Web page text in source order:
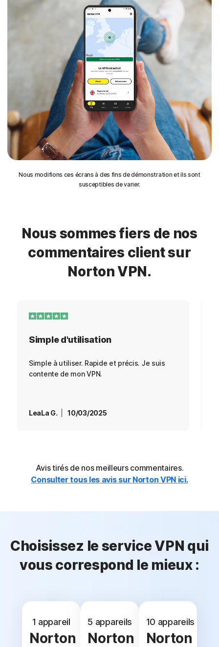
Nous modifions ces écrans à des fins de démonstration et ils sont
susceptibles de varier.
Nous sommes fiers de nos
commentaires client sur
Norton VPN.
Simple d'utilisation
Simple à utiliser. Rapide et précis. Je suis
contente de mon VPN.
LeaLa G. 10/03/2025
Avis tirés de nos meilleurs commentaires.
Consulter tous les avis sur Norton VPN ici.
Choisissez le service VPN qui
vous correspond le mieux :
1 appareil
Norton
5 appareils
Norton
10 appareils
Norton